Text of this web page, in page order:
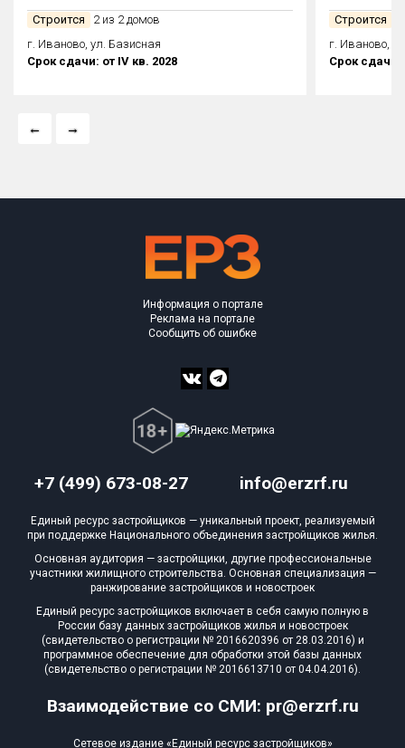
Строится
2 из 2 домов
г. Иваново, ул. Базисная
Срок сдачи: от IV кв. 2028
Строится
г. Иваново,
Срок сдачи:
+7 (499) 673-08-27 info@erzrf.ru
Взаимодействие со СМИ: pr@erzrf.ru
Информация о портале
Реклама на портале
Сообщить об ошибке
Единый ресурс застройщиков — уникальный проект, реализуемый
при поддержке Национального объединения застройщиков жилья.
Основная аудитория — застройщики, другие профессиональные
участники жилищного строительства. Основная специализация —
ранжирование застройщиков и новостроек
Единый ресурс застройщиков включает в себя самую полную в
России базу данных застройщиков жилья и новостроек
(свидетельство о регистрации № 2016620396 от 28.03.2016) и
программное обеспечение для обработки этой базы данных
(свидетельство о регистрации № 2016613710 от 04.04.2016).
Сетевое издание «Единый ресурс застройщиков»